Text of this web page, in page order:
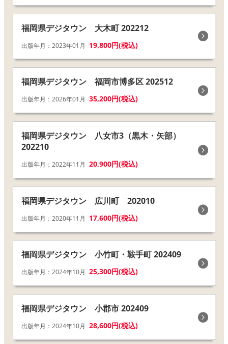
福岡県デジタウン 大木町 202212
出版年月：2023年01月 19,800円(税込)
福岡県デジタウン 福岡市博多区 202512
出版年月：2026年01月 35,200円(税込)
福岡県デジタウン 八女市3（黒木・矢部）
202210
出版年月：2022年11月 20,900円(税込)
福岡県デジタウン 広川町 202010
出版年月：2020年11月 17,600円(税込)
福岡県デジタウン 小竹町・鞍手町 202409
出版年月：2024年10月 25,300円(税込)
福岡県デジタウン 小郡市 202409
出版年月：2024年10月 28,600円(税込)